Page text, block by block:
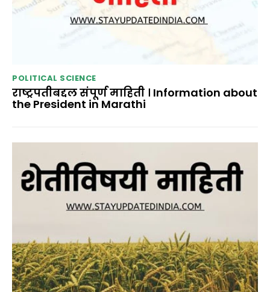
POLITICAL SCIENCE
राष्ट्रपतीबद्दल संपूर्ण माहिती । Information about
the President in Marathi